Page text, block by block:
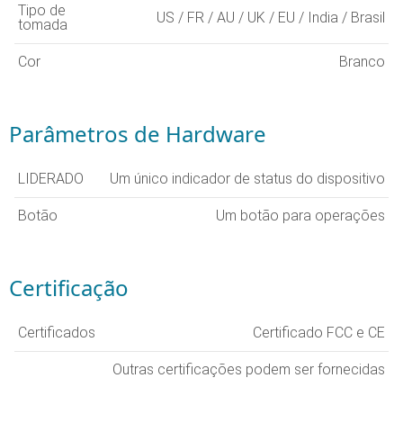
Tipo de
tomada
US / FR / AU / UK / EU / India / Brasil
Cor Branco
Parâmetros de Hardware
LIDERADO Um único indicador de status do dispositivo
Botão Um botão para operações
Certificação
Certificados Certificado FCC e CE
Outras certificações podem ser fornecidas